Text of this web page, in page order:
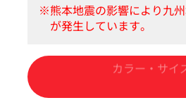
カート